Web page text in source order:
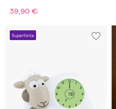
39,90 €
Superhinta